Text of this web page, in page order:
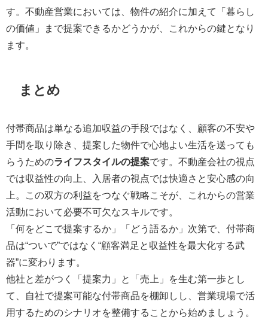
す。不動産営業においては、物件の紹介に加えて「暮らし
の価値」まで提案できるかどうかが、これからの鍵となり
ます。
まとめ
付帯商品は単なる追加収益の手段ではなく、顧客の不安や
手間を取り除き、提案した物件で心地よい生活を送っても
らうためのライフスタイルの提案です。不動産会社の視点
では収益性の向上、入居者の視点では快適さと安心感の向
上。この双方の利益をつなぐ戦略こそが、これからの営業
活動において必要不可欠なスキルです。
「何をどこで提案するか」「どう語るか」次第で、付帯商
品は“ついで”ではなく“顧客満足と収益性を最大化する武
器”に変わります。
他社と差がつく「提案力」と「売上」を生む第一歩とし
て、自社で提案可能な付帯商品を棚卸しし、営業現場で活
用するためのシナリオを整備することから始めましょう。